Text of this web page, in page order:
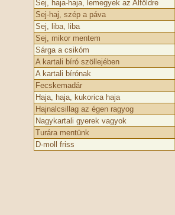
Sej, haja-haja, lemegyek az Alföldre
Sej-haj, szép a páva
Sej, liba, liba
Sej, mikor mentem
Sárga a csikóm
A kartali bíró szöllejében
A kartali bírónak
Fecskemadár
Haja, haja, kukorica haja
Hajnalcsillag az égen ragyog
Nagykartali gyerek vagyok
Turára mentünk
D-moll friss